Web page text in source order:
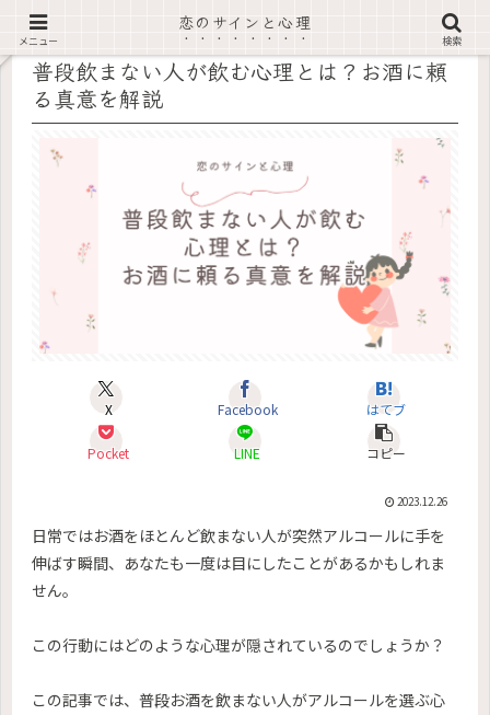
記事内に広告あり
普段飲まない人が飲む心理とは？お酒に頼
る真意を解説
X Facebook はてブ
Pocket LINE コピー
2023.12.26
日常ではお酒をほとんど飲まない人が突然アルコールに手を
伸ばす瞬間、あなたも一度は目にしたことがあるかもしれま
せん。
この行動にはどのような心理が隠されているのでしょうか？
この記事では、普段お酒を飲まない人がアルコールを選ぶ心
メニュー
恋のサインと心理
検索